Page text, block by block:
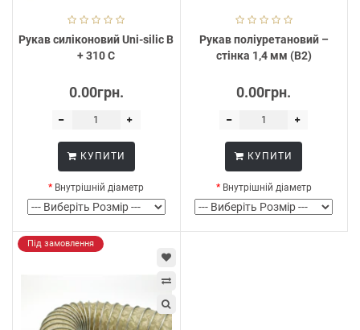
Рукав силіконовий Uni-silic В
+ 310 С
0.00грн.
КУПИТИ
Внутрішній діаметр
Рукав поліуретановий –
стінка 1,4 мм (В2)
0.00грн.
КУПИТИ
Внутрішній діаметр
Під замовлення